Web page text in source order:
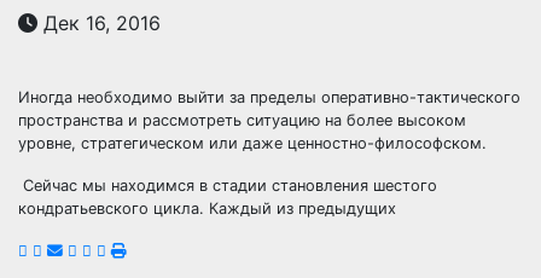
Дек 16, 2016
Иногда необходимо выйти за пределы оперативно-тактического
пространства и рассмотреть ситуацию на более высоком
уровне, стратегическом или даже ценностно-философском.
Сейчас мы находимся в стадии становления шестого
кондратьевского цикла. Каждый из предыдущих